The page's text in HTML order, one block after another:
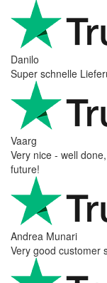
Danilo
Super schnelle
Vaarg
Very nice - well
future!
Andrea Munari
Very good customer